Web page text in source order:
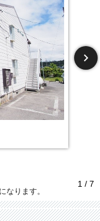
1 / 7
なります。